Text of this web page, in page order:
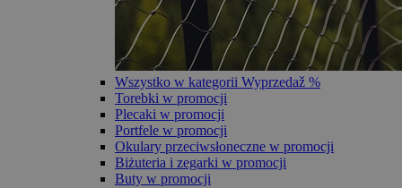
Wszystko w kategorii Wyprzedaž %
Torebki w promocji
Plecaki w promocji
Portfele w promocji
Okulary przeciwsłoneczne w promocji
Biżuteria i zegarki w promocji
Buty w promocji